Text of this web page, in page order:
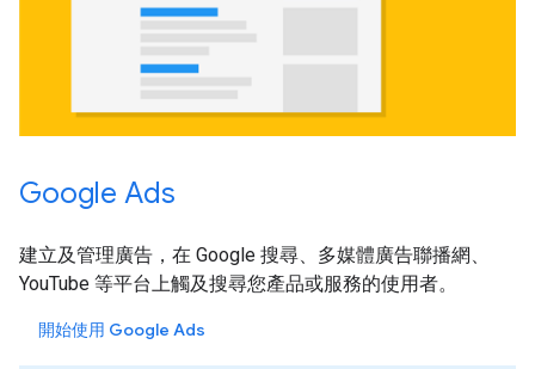
Google Ads
建立及管理廣告，在 Google 搜尋、多媒體廣告聯播網、
YouTube 等平台上觸及搜尋您產品或服務的使用者。
開始使用 Google Ads